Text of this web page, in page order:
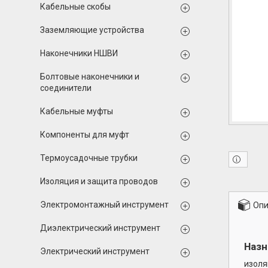
Кабельные скобы
Заземляющие устройства
Наконечники НШВИ
Болтовые наконечники и
соединители
Кабельные муфты
Компоненты для муфт
Термоусадочные трубки
Изоляция и защита проводов
Электромонтажный инструмент
Диэлектрический инструмент
Электрический инструмент